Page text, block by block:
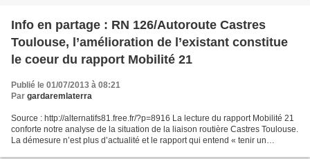
Info en partage : RN 126/Autoroute Castres
Toulouse, l’amélioration de l’existant constitue
le coeur du rapport Mobilité 21
Publié le 01/07/2013 à 08:21
Par gardaremlaterra
Source : http://alternatifs81.free.fr/?p=8916 La lecture du rapport Mobilité 21
conforte notre analyse de la situation de la liaison routière Castres Toulouse.
La démesure n’est plus d’actualité et le rapport qui entend « tenir un